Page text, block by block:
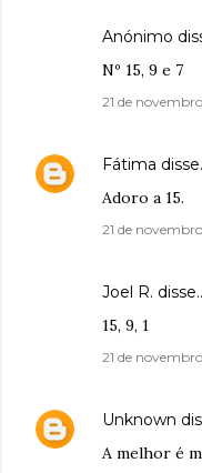
Anónimo
Nº 15, 9 e 7
21 de
Fátima
Adoro a 15.
21 de novembro
Joel R.
15, 9, 1
21 de novembro
Unknown
A melhor é